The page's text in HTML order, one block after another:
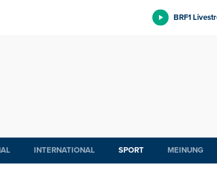
BRF1
INTERNATIONAL SPORT MEINUNG